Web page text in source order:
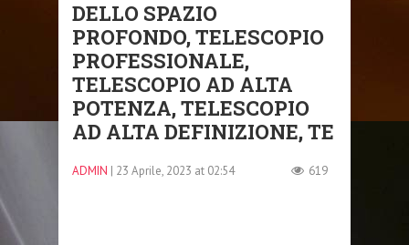
DELLO SPAZIO
PROFONDO, TELESCOPIO
PROFESSIONALE,
TELESCOPIO AD ALTA
POTENZA, TELESCOPIO
AD ALTA DEFINIZIONE, TE
ADMIN | 23 Aprile, 2023 at 02:54 619